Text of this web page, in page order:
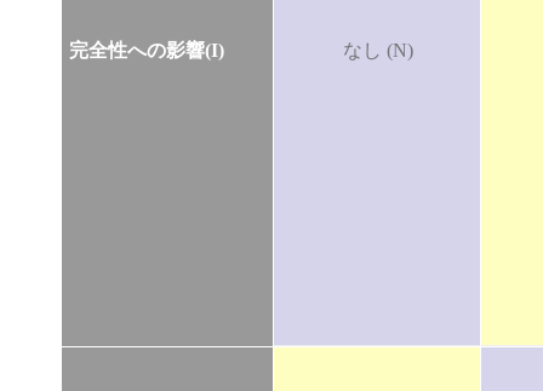
完全性への影響(I) なし (N)